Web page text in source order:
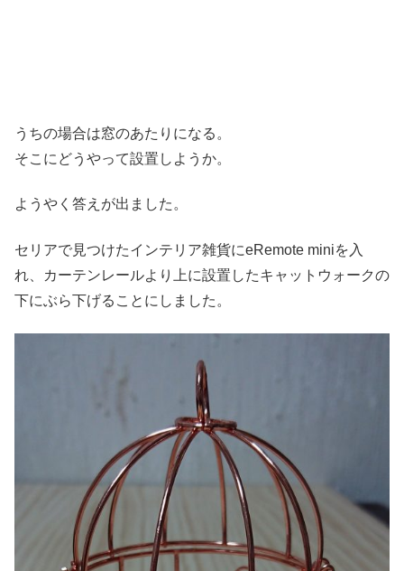
うちの場合は窓のあたりになる。
そこにどうやって設置しようか。
ようやく答えが出ました。
セリアで見つけたインテリア雑貨にeRemote miniを入
れ、カーテンレールより上に設置したキャットウォークの
下にぶら下げることにしました。